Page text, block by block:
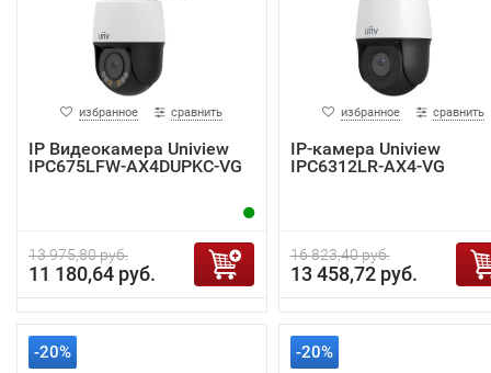
избранное сравнить
IP Видеокамера Uniview
IPC675LFW-AX4DUPKC-VG
13 975,80 руб.
11 180,64 руб.
избранное сравнить
IP-камера Uniview
IPC6312LR-AX4-VG
16 823,40 руб.
13 458,72 руб.
-20% -20%